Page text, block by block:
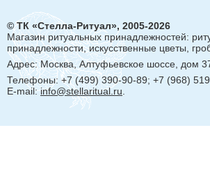
© ТК «Стелла-Ритуал», 2005-2026
Магазин ритуальных принадлежностей:
принадлежности, искусственные цветы,
Адрес:Москва, Алтуфьевское шоссе, дом
Телефоны: +7 (499) 390-90-89; +7 (968)
E-mail:info@stellaritual.ru